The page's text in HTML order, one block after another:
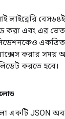
লাইব্রেরি
এবং এর
করার সময়
করতে হবে।
একটি JSON